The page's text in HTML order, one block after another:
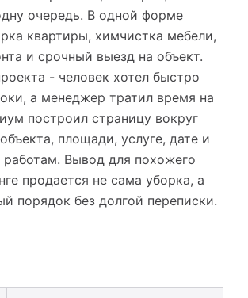
очередь. В одной форме
квартиры, химчистка мебели,
и срочный выезд на объект.
- человек хотел быстро
а менеджер тратил время на
построил страницу вокруг
площади, услуге, дате и
Вывод для похожего
продается не сама уборка, а
порядок без долгой переписки.